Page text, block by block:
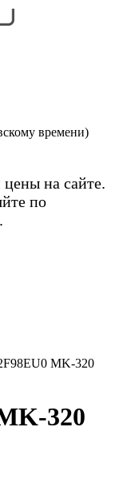
времени)
на сайте.
по
MK-320
320